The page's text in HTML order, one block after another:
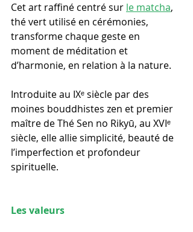
Cet art raffiné centré sur le matcha,
thé vert utilisé en cérémonies,
transforme chaque geste en
moment de méditation et
d’harmonie, en relation à la nature.
Introduite au IXᵉ siècle par des
moines bouddhistes zen et premier
maître de Thé Sen no Rikyū, au XVIᵉ
siècle, elle allie simplicité, beauté de
l’imperfection et profondeur
spirituelle.
Les valeurs